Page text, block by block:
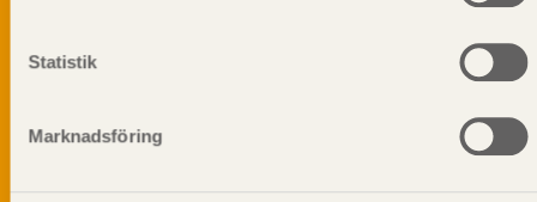
Statistik
Marknadsföring